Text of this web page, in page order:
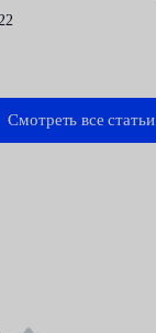
Смотреть все статьи